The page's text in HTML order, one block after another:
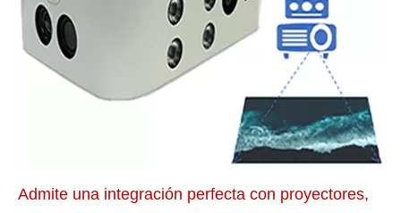
Admite una integración perfecta con proyectores,